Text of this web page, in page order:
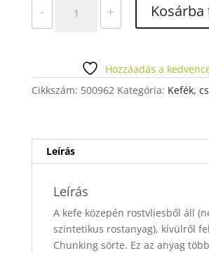
-
SCOTCH
mennyiség
+ Kosárba
Hozzáadás a
Cikkszám: 500962 Kategória: Kefék,
Leírás
Leírás
A kefe közepén rostvliesből áll (
szintetikus rostanyag), kívülről
Chunking sörte. Ez az anyag